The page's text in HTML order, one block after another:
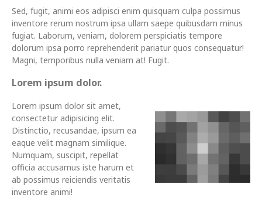
Sed, fugit, animi eos adipisci enim quisquam culpa possimus
inventore rerum nostrum ipsa ullam saepe quibusdam minus
fugiat. Laborum, veniam, dolorem perspiciatis tempore
dolorum ipsa porro reprehenderit pariatur quos consequatur!
Magni, temporibus nulla veniam at! Fugit.
Lorem ipsum dolor.
Lorem ipsum dolor sit amet,
consectetur adipisicing elit.
Distinctio, recusandae, ipsum ea
eaque velit magnam similique.
Numquam, suscipit, repellat
officia accusamus iste harum et
ab possimus reiciendis veritatis
inventore animi!